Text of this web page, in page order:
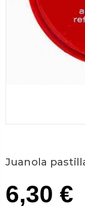
Juanola
6,30 €